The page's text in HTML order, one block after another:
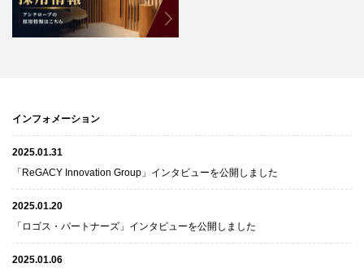
インフォメーション
2025.01.31
「ReGACY Innovation Group」インタビューを公開しました
2025.01.20
「ロゴス・パートナーズ」インタビューを公開しました
2025.01.06